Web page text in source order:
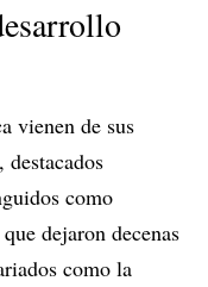
vienen de sus
como
dejaron decenas
como la